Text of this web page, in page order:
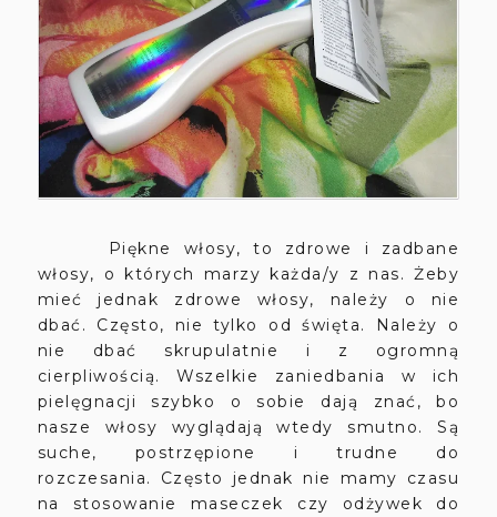
Piękne włosy, to zdrowe i zadbane
włosy, o których marzy każda/y z nas. Żeby
mieć jednak zdrowe włosy, należy o nie
dbać. Często, nie tylko od święta. Należy o
nie dbać skrupulatnie i z ogromną
cierpliwością. Wszelkie zaniedbania w ich
pielęgnacji szybko o sobie dają znać, bo
nasze włosy wyglądają wtedy smutno. Są
suche, postrzępione i trudne do
rozczesania. Często jednak nie mamy czasu
na stosowanie maseczek czy odżywek do